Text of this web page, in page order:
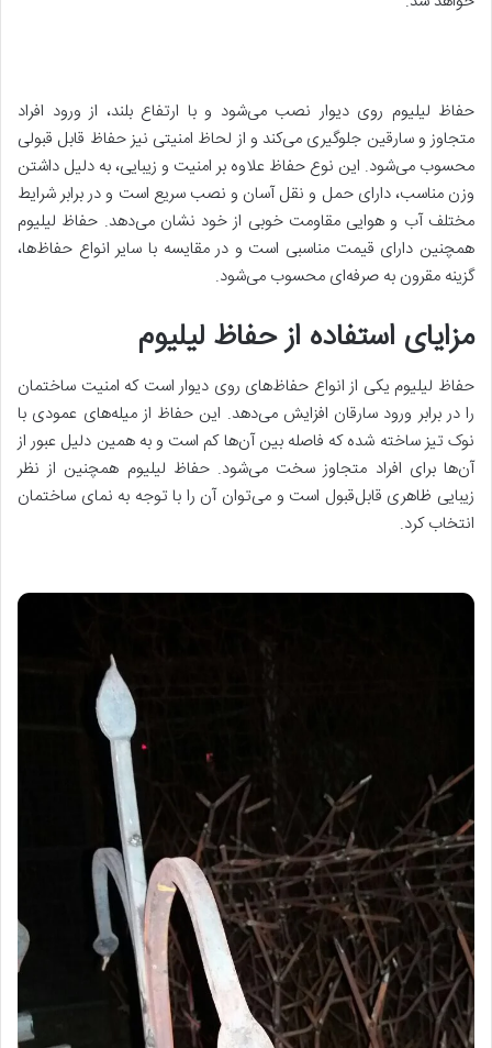
حفاظ لیلیوم روی دیوار نصب می‌شود و با ارتفاع بلند، از ورود افراد
متجاوز و سارقین جلوگیری می‌کند و از لحاظ امنیتی نیز حفاظ قابل قبولی
محسوب می‌شود. این نوع حفاظ علاوه بر امنیت و زیبایی، به دلیل داشتن
وزن مناسب، دارای حمل و نقل آسان و نصب سریع است و در برابر شرایط
مختلف آب و هوایی مقاومت خوبی از خود نشان می‌دهد. حفاظ لیلیوم
همچنین دارای قیمت مناسبی است و در مقایسه با سایر انواع حفاظ‌ها،
گزینه مقرون به صرفه‌ای محسوب می‌شود.
مزایای استفاده از حفاظ لیلیوم
حفاظ لیلیوم یکی از انواع حفاظ‌های روی دیوار است که امنیت ساختمان
را در برابر ورود سارقان افزایش می‌دهد. این حفاظ از میله‌های عمودی با
نوک تیز ساخته شده که فاصله بین آن‌ها کم است و به همین دلیل عبور از
آن‌ها برای افراد متجاوز سخت می‌شود. حفاظ لیلیوم همچنین از نظر
زیبایی ظاهری قابل‌قبول است و می‌توان آن را با توجه به نمای ساختمان
انتخاب کرد.